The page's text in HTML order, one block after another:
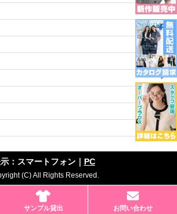
サンプル貸出 お問い合わせ
：スマートフォン｜ PC
(C) All Rights Reserved.